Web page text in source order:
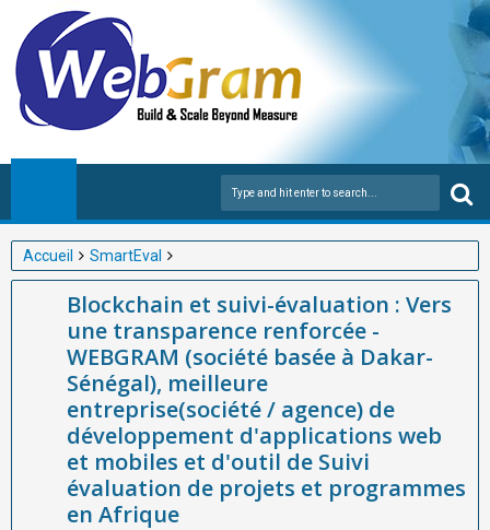
Accueil
SmartEval
Blockchain et suivi-évaluation : Vers une transparence renforcée
-WEBGRAM (société basée à Dakar-Sénégal), meilleure
entreprise(société / agence) de développement d'applications
web et mobiles et d'outil de Suivi évaluation de projets et
programmes en Afrique
Blockchain et suivi-évaluation : Vers
une transparence renforcée -
WEBGRAM (société basée à Dakar-
Sénégal), meilleure
entreprise(société / agence) de
développement d'applications web
et mobiles et d'outil de Suivi
évaluation de projets et programmes
en Afrique